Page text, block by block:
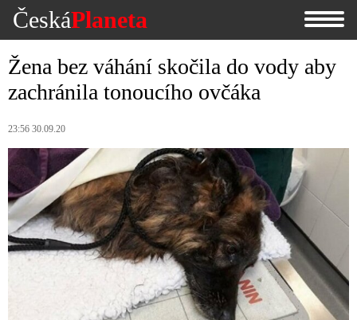
ČeskáPlaneta
Žena bez váhání skočila do vody aby
zachránila tonoucího ovčáka
23:56 30.09.20